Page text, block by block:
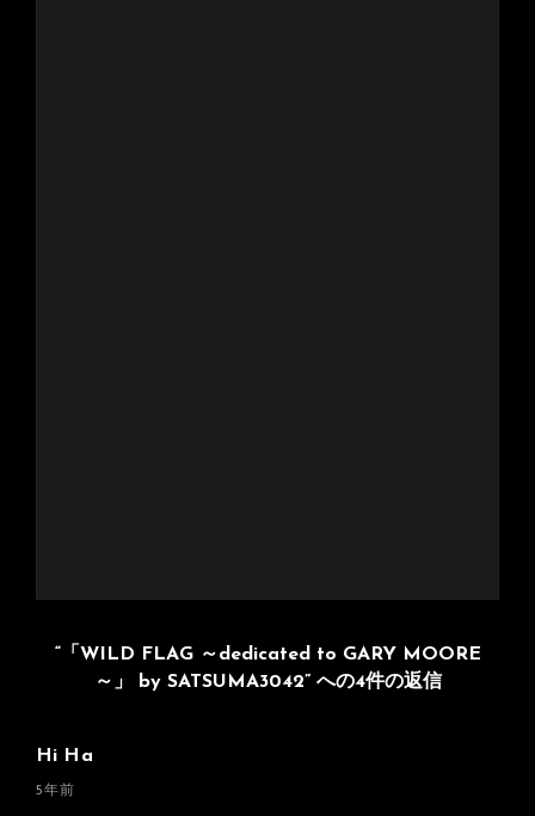
“「WILD FLAG ～dedicated to GARY MOORE
～」 by SATSUMA3042” への4件の返信
Hi Ha
さ
5年前